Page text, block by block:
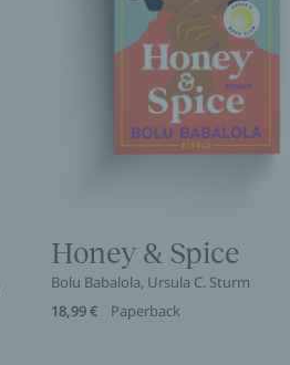
Honey & Spice
Bolu Babalola, Ursula C. Sturm
18,99 €
Paperback